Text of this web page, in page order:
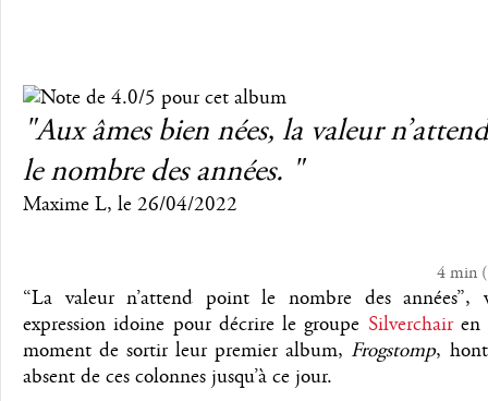
"Aux âmes bien nées, la valeur
le nombre des années. "
Maxime L, le 26/04/2022
4 min(
“La valeur n’attend point le nombre des années”,
expression idoine pour décrire le groupe Silverchairen
moment de sortir leur premier album, Frogstomp,
absent de ces colonnes jusqu’à ce jour.